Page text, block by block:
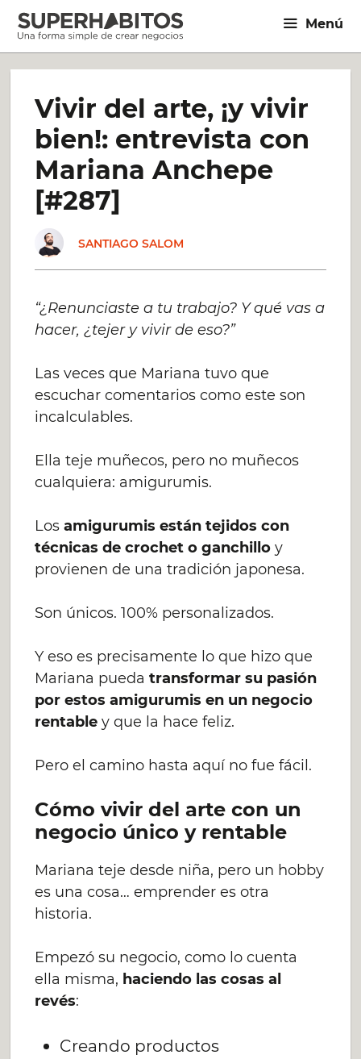
Saltar
contenido
Menú
Vivir del arte, ¡y vivir
bien!: entrevista con
Mariana Anchepe
[#287]
SANTIAGO SALOM
“¿Renunciaste a tu trabajo? Y qué vas a
hacer, ¿tejer y vivir de eso?”
Las veces que Mariana tuvo que
escuchar comentarios como este son
incalculables.
Ella teje muñecos, pero no muñecos
cualquiera: amigurumis.
Losamigurumis están tejidos con
técnicas de crochet o ganchillo y
provienen de una tradición japonesa.
Son únicos. 100% personalizados.
Y eso es precisamente lo que hizo que
Mariana puedatransformar su pasión
por estos amigurumis en un negocio
rentable y que la hace feliz.
Pero el camino hasta aquí no fue fácil.
Cómo vivir del arte con un
negocio único y rentable
Mariana teje desde niña, pero un hobby
es una cosa… emprender es otra
historia.
Empezó su negocio, como lo cuenta
ella misma, haciendo las cosas al
revés:
Creando productos